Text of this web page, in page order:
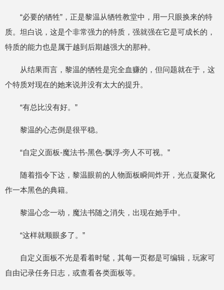
“必要的牺牲”，正是黎温从牺牲教堂中，用一只眼换来的特
质。坦白说，这是个非常强力的特质，强就强在它是可成长的，
特质的能力也是属于越到后期越强大的那种。
从结果而言，黎温的牺牲是完全血赚的，但问题就在于，这
个特质对现在的她来说并没有太大的提升。
“有总比没有好。”
黎温的心态倒是很平稳。
“自定义面板-魔法书-黑色-飘浮-旁人不可视。”
随着指令下达，黎温眼前的人物面板瞬间炸开，光点凝聚化
作一本黑色的典籍。
黎温心念一动，魔法书随之消失，出现在她手中。
“这样就顺眼多了。”
自定义面板不光是看着时髦，其每一页都是可编辑，玩家可
自由记录任务日志，或查看各类面板等。